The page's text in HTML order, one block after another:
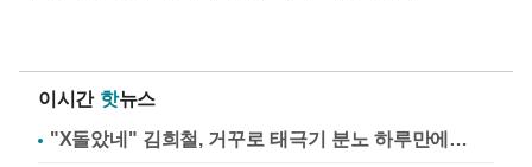
이시간 핫뉴스
"X돌았네" 김희철, 거꾸로 태극기 분노 하루만에…